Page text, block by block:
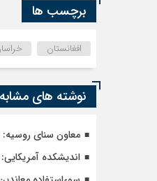
برچسب ها
افغانستان
نوشته های مشابه
معاون سنای
اندیشکده